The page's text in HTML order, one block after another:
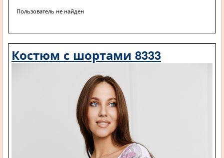
Пользователь не найден
Костюм с шортами 8333